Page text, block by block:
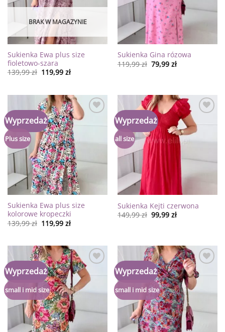
BRAK W MAGAZYNIE
Sukienka Ewa plus size
fioletowo-szara
139,99zł 119,99 zł
Sukienka Gina rózowa
119,99zł 79,99 zł
Wyprzedaż
Plus size
Sukienka Ewa plus size
kolorowe kropeczki
139,99zł 119,99 zł
Wyprzedaż
all size
Sukienka Kejti czerwona
149,99zł 99,99 zł
Wyprzedaż
small i mid size
Dodaj
do
listy
życzeń
Wyprzedaż
small i mid size
Dodaj
życzeń